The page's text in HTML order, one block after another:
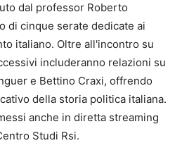
dal professor Roberto
di cinque serate dedicate ai
italiano. Oltre all'incontro su
includeranno relazioni su
e Bettino Craxi, offrendo
della storia politica italiana.
anche in diretta streaming
Studi Rsi.